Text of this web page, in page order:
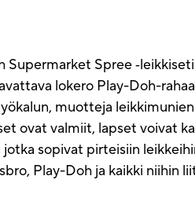
Spree
lokero Play-Doh-
muotteja
ovat valmiit, lapset voivat
sopivat pirteisiin
Play-Doh ja kaikki niihin